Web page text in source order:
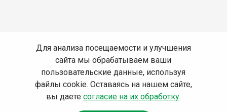
Для анализа посещаемости и улучшения
сайта мы обрабатываем ваши
пользовательские данные, используя
файлы cookie. Оставаясь на нашем сайте,
вы даете согласие на их обработку.